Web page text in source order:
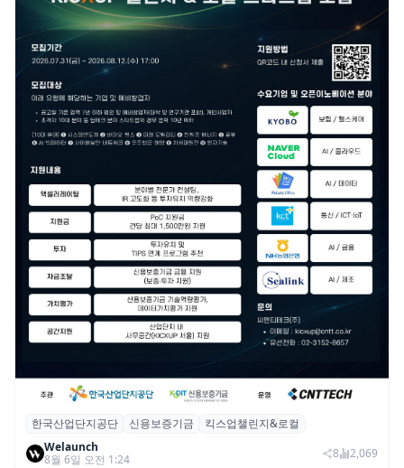
산단공·신보, 2026 ‘킥스업 챌린지&로컬’ 참
여 스타트업 모집
한국산업단지공단 신용보증기금
킥스업챌린지&로컬
Welaunch
8월 6일 오전 1:24
8 2,069